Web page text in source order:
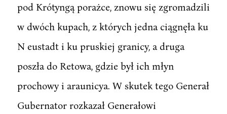
pod Krótyngą porażce, znowu się zgromadzili
w dwóch kupach, z których jedna ciągnęła ku
N eustadt i ku pruskiej granicy, a druga
poszła do Retowa, gdzie był ich młyn
prochowy i araunicya. W skutek tego Generał
Gubernator rozkazał Generałowi